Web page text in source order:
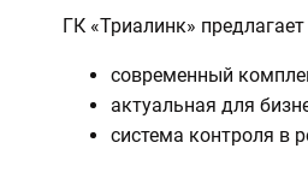
ГК «Триалинк»
современный
актуальная для
система контроля в